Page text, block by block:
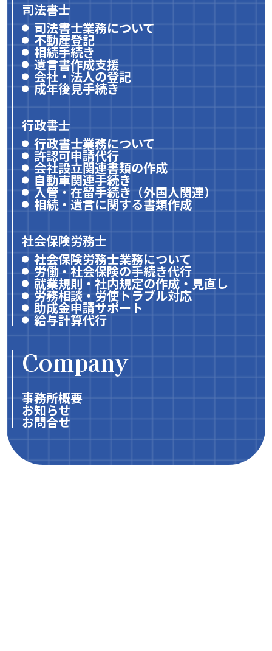
司法書士
司法書士業務について
不動産登記
相続手続き
遺言書作成支援
会社・法人の登記
成年後見手続き
行政書士
行政書士業務について
許認可申請代行
会社設立関連書類の作成
自動車関連手続き
入管・在留手続き（外国人関連）
相続・遺言に関する書類作成
社会保険労務士
社会保険労務士業務について
労働・社会保険の手続き代行
就業規則・社内規定の作成・見直し
労務相談・労使トラブル対応
助成金申請サポート
給与計算代行
Company
事務所概要
お知らせ
お問合せ